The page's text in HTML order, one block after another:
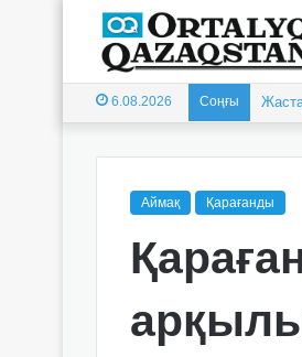
6.08.2026 Соңғы
Аймақ Қарағанды
арқылы